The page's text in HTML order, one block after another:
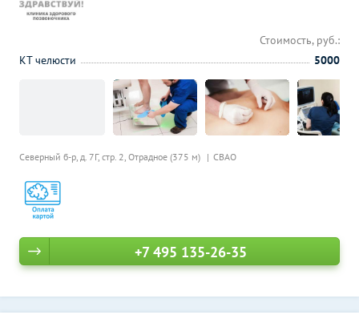
Северный б-р, д. 7Г, стр. 2, Отрадное (375 м) СВАО
Стоимость, руб.:
КТ челюсти
5000
+7 495 135-26-35